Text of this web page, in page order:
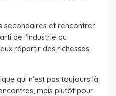
secondaires et rencontrer
de l’industrie du
répartir des richesses
qui n’est pas toujours là
mais plutôt pour